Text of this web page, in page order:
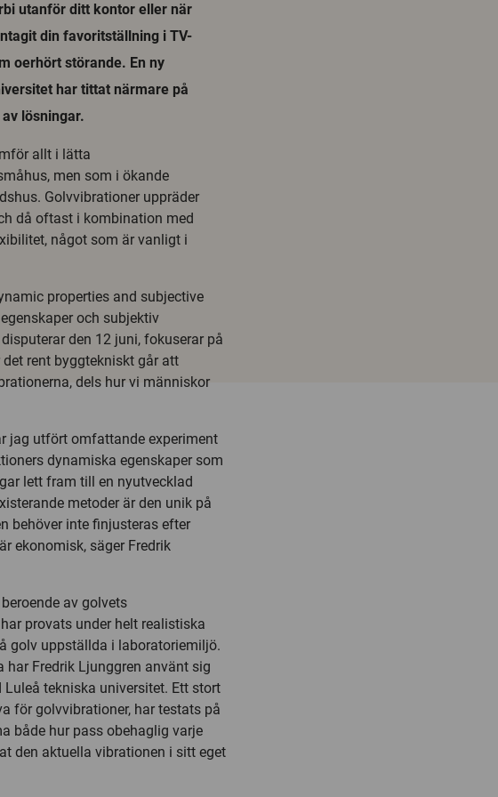
utanför ditt kontor eller när
din favoritställning i TV-
oerhört störande. En ny
har tittat närmare på
lösningar.
allt i lätta
men som i ökande
Golvvibrationer uppräder
då oftast i kombination med
något som är vanligt i
properties and subjective
och subjektiv
den 12 juni, fokuserar på
rent byggtekniskt går att
dels hur vi människor
jag utfört omfattande experiment
dynamiska egenskaper som
lett fram till en nyutvecklad
metoder är den unik på
behöver inte finjusteras efter
ekonomisk, säger Fredrik
av golvets
provats under helt realistiska
golv uppställda i laboratoriemiljö.
har Fredrik Ljunggren använt sig
tekniska universitet. Ett stort
för golvvibrationer, har testats på
både hur pass obehaglig varje
den aktuella vibrationen i sitt eget